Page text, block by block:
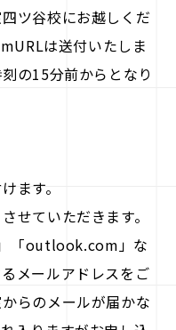
ツ谷校にお越しくだ
は送付いたしま
の15分前からとなり
ます。
せていただきます。
「outlook.com」な
メールアドレスをご
らのメールが届かな